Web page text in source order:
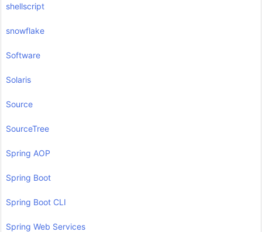
shellscript
snowflake
Software
Solaris
Source
SourceTree
Spring AOP
Spring Boot
Spring Boot CLI
Spring Web Services